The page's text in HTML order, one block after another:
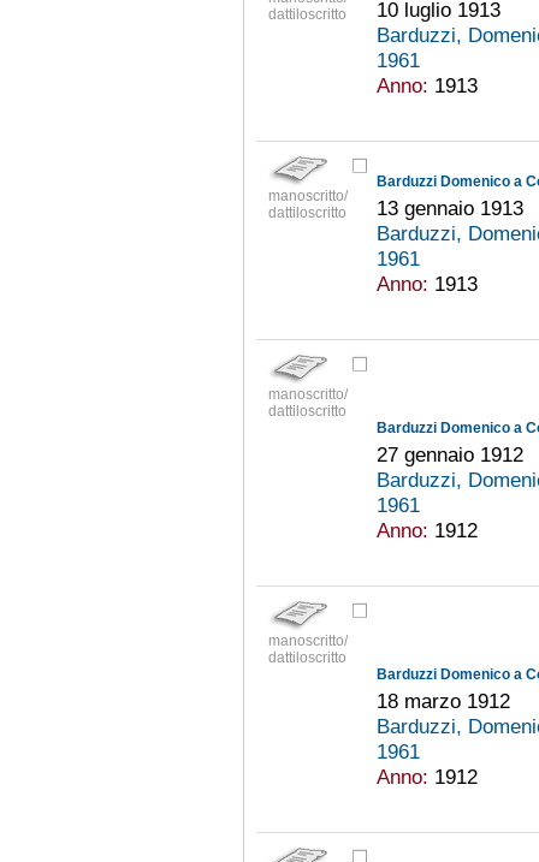
dattiloscritto
10 luglio 1913
Barduzzi,
1961
Anno: 1913
manoscritto/
dattiloscritto
Barduzzi Domenico a
13 gennaio 1913
Barduzzi,
1961
Anno: 1913
manoscritto/
dattiloscritto
Barduzzi Domenico a
27 gennaio 1912
Barduzzi,
1961
Anno: 1912
manoscritto/
dattiloscritto
Barduzzi Domenico a
18 marzo 1912
Barduzzi,
1961
Anno: 1912